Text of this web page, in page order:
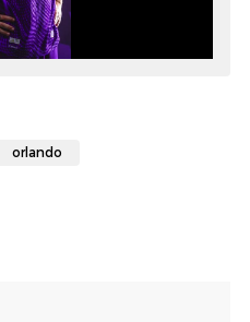
orlando